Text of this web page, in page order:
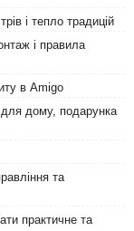
і тепло традицій
і правила
в Amigo
дому, подарунка
та
практичне та